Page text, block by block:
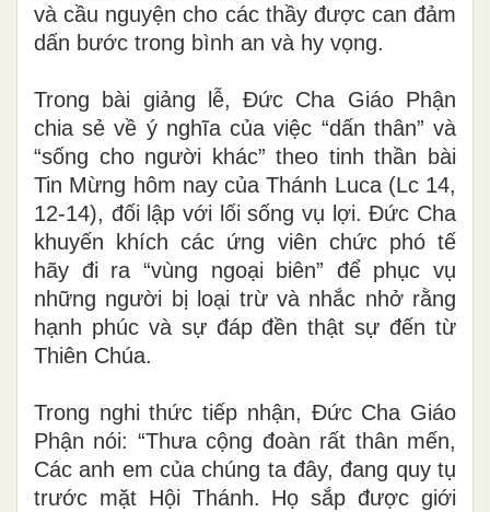
và cầu nguyện cho các thầy được can đảm
dấn bước trong bình an và hy vọng.
Trong bài giảng lễ, Đức Cha Giáo Phận
chia sẻ về ý nghĩa của việc “dấn thân” và
“sống cho người khác” theo tinh thần bài
Tin Mừng hôm nay của Thánh Luca (Lc 14,
12-14), đối lập với lối sống vụ lợi. Đức Cha
khuyến khích các ứng viên chức phó tế
hãy đi ra “vùng ngoại biên” để phục vụ
những người bị loại trừ và nhắc nhở rằng
hạnh phúc và sự đáp đền thật sự đến từ
Thiên Chúa.
Trong nghi thức tiếp nhận, Đức Cha Giáo
Phận nói: “Thưa cộng đoàn rất thân mến,
Các anh em của chúng ta đây, đang quy tụ
trước mặt Hội Thánh. Họ sắp được giới